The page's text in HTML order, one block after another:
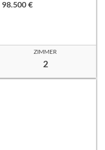
98.500 €
ZIMMER
2